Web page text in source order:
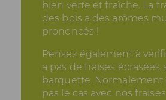
bien verte et fraîche. La
des bois a des arômes
prononcés !
Pensez également à
a pas de fraises écrasées
barquette. Normalement
pas le cas avec nos